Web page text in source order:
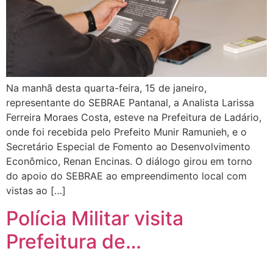
Na manhã desta quarta-feira, 15 de janeiro,
representante do SEBRAE Pantanal, a Analista Larissa
Ferreira Moraes Costa, esteve na Prefeitura de Ladário,
onde foi recebida pelo Prefeito Munir Ramunieh, e o
Secretário Especial de Fomento ao Desenvolvimento
Econômico, Renan Encinas. O diálogo girou em torno
do apoio do SEBRAE ao empreendimento local com
vistas ao […]
Polícia Militar visita
Prefeitura de…